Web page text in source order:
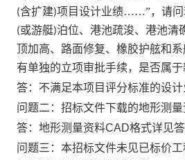
(含扩建)项目设计业绩……”，请问
(或游艇)泊位、港池疏浚、港池清
顶加高、路面修复、橡胶护舷和
有单独的立项审批手续，是否属
答：不满足本项目评分标准的设计
问题二：招标文件下载的地形测
答： 地形测量资料CAD格式详见答
问题三：本招标文件未见已标价